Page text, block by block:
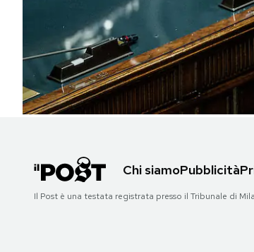
NEWSLETTER
I MIEI PREFERITI
SHOP
AREA PERSONALE
Chi siamoPubblicità
Il Post è una testata registrata presso il Tribunale di